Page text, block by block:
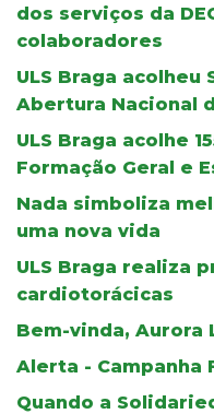
dos serviços da
colaboradores
ULS Braga acolheu
Abertura Nacional
ULS Braga acolhe
Formação Geral e
Nada simboliza
uma nova vida
ULS Braga realiza
cardiotorácicas
Bem-vinda, Aurora
Alerta - Campanha
Quando a